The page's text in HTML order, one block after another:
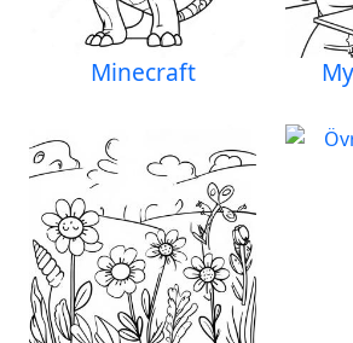
Minecraft